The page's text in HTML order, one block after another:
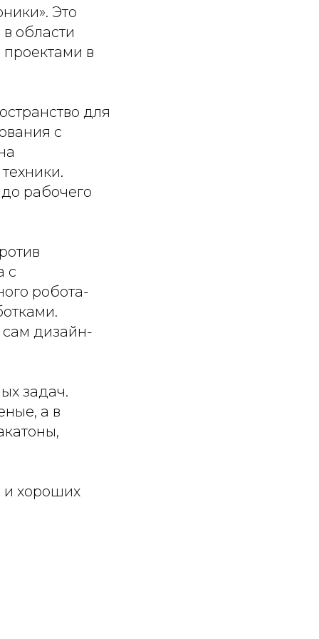
Это
области
проектами в
для
с
рабочего
с
робота-
сам дизайн-
задач.
а в
и хороших